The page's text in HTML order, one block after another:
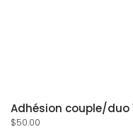
Adhésion couple/duo
$50.00